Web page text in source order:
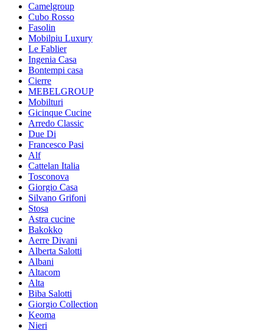
Camelgroup
Cubo Rosso
Fasolin
Mobilpiu Luxury
Le Fablier
Ingenia Casa
Bontempi casa
Cierre
MEBELGROUP
Mobilturi
Gicinque Cucine
Arredo Classic
Due Di
Francesco Pasi
Alf
Cattelan Italia
Tosconova
Giorgio Casa
Silvano Grifoni
Stosa
Astra cucine
Bakokko
Aerre Divani
Alberta Salotti
Albani
Altacom
Alta
Biba Salotti
Giorgio Collection
Keoma
Nieri